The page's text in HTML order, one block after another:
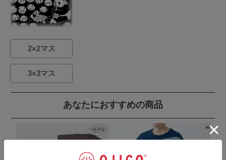
2×2マス
3×3マス
あなたにおすすめの商品